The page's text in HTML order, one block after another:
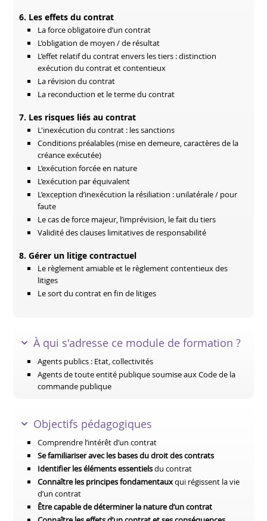
6. Les effets du contrat
La force obligatoire d’un contrat
L’obligation de moyen / de résultat
L’effet relatif du contrat envers les tiers : distinction
exécution du contrat et contentieux
La révision du contrat
La reconduction et le terme du contrat
7. Les risques liés au contrat
L'inexécution du contrat : les sanctions
Conditions préalables (mise en demeure, caractères de la
créance exécutée)
L’exécution forcée en nature
L’exécution par équivalent
L’exception d’inexécution la résiliation : unilatérale / pour
faute
Le cas de force majeur, l’imprévision, le fait du tiers
Validité des clauses limitatives de responsabilité
8. Gérer un litige contractuel
Le règlement amiable et le règlement contentieux des
litiges
Le sort du contrat en fin de litiges
À qui s'adresse ce module de formation ?
Agents publics : Etat, collectivités
Agents de toute entité publique soumise aux Code de la
commande publique
Objectifs pédagogiques
Comprendre l’intérêt d’un contrat
Se familiariser avec les bases du droit des contrats
Identifier les éléments essentielsdu contrat
Connaître les principes fondamentauxqui régissent la vie
d’un contrat
Être capable de déterminer la nature d’un contrat